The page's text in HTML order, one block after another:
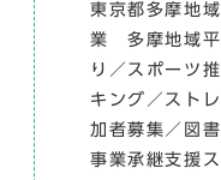
東京都多摩地
業 多摩地域平
り／スポーツ
キング／スト
加者募集／図
事業承継支援